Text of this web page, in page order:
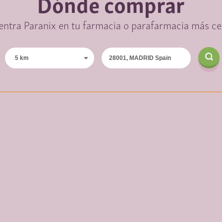
Paranix en tu farmacia o parafarmacia más
5 km